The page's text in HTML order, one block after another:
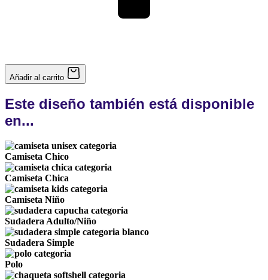
Añadir al carrito
Este diseño también está disponible
en...
Camiseta Chico
Camiseta Chica
Camiseta Niño
Sudadera Adulto/Niño
Sudadera Simple
Polo